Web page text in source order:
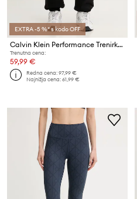
EXTRA -5 %* s kodo OFF
Calvin Klein Performance Trenirka moška z bombažem
Trenutna cena:
59,99 €
Redna cena:97,99 €
Najnižja cena:61,99 €